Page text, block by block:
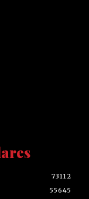
73112
55645